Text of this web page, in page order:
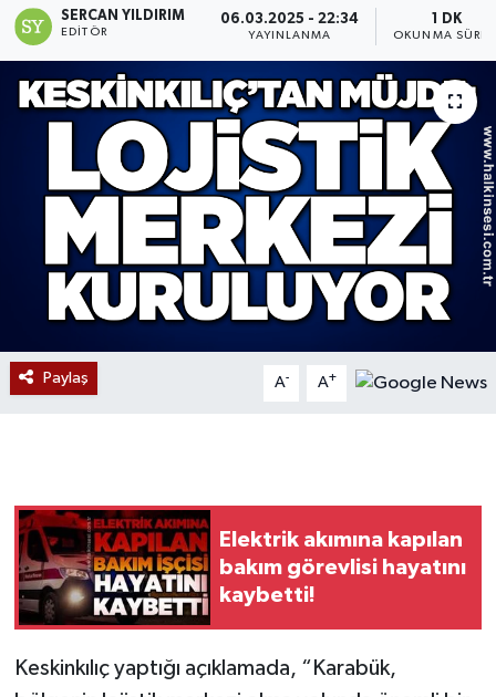
SERCAN YILDIRIM
EDITÖR
06.03.2025 - 22:34
YAYINLANMA
1 DK
OKUNMA
Paylaş A- A+
Elektrik akımına kapılan
bakım görevlisi hayatını
kaybetti!
Keskinkılıç yaptığı açıklamada, “Karabük,
Karabük
Devrek
Bolu
ÇEVRE
BİLİM VE TEKNOLOJİ
DUNYA
Düzce
Genel
Gökçebey